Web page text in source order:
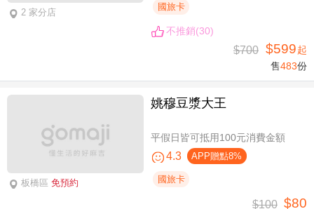
2 家分店
國旅卡
不推銷(30)
$700 $599起
售483份
板橋區 免預約
姚穆豆漿大王
平假日皆可抵用100元消費金額
4.3 APP贈點8%
國旅卡
$100 $80